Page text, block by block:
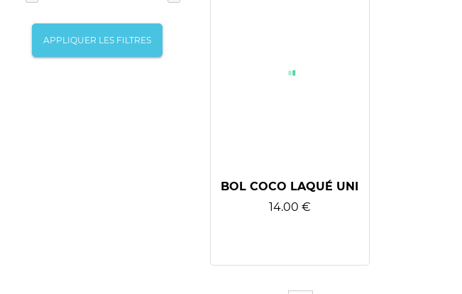
APPLIQUER LES FILTRES
BOL COCO LAQUÉ UNI
14.00 €